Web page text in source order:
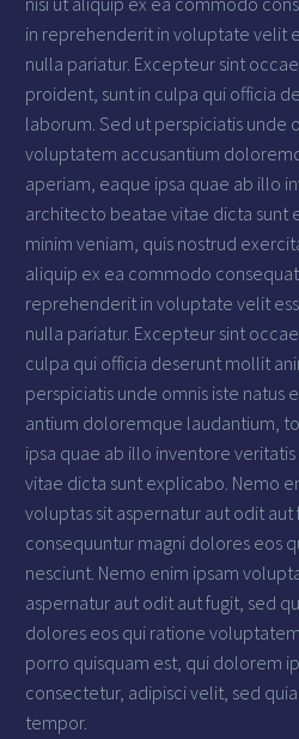
in reprehenderit in voluptate velit
nulla pariatur. Excepteur sint
proident, sunt in culpa qui officia
laborum. Sed ut perspiciatis unde
voluptatem accusantium
aperiam, eaque ipsa quae ab illo
architecto beatae vitae dicta sunt
minim veniam, quis nostrud
aliquip ex ea commodo
reprehenderit in voluptate velit
nulla pariatur. Excepteur sint
culpa qui officia deserunt mollit
perspiciatis unde omnis iste natus
antium doloremque laudantium,
ipsa quae ab illo inventore
vitae dicta sunt explicabo. Nemo
voluptas sit aspernatur aut odit aut
consequuntur magni dolores eos
nesciunt. Nemo enim ipsam
aspernatur aut odit aut fugit, sed
dolores eos qui ratione
porro quisquam est, qui dolorem
consectetur, adipisci velit, sed
tempor.